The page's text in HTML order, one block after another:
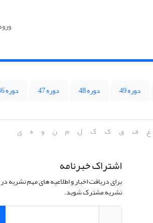
دوره 49 دوره 48 دوره 47 دوره 46
غ ف ق ک گ ل م ن و ه ی
اشتراک خبرنامه
برای دریافت اخبار و اطلاعیه های مهم نشریه
نشریه مشترک شوید.